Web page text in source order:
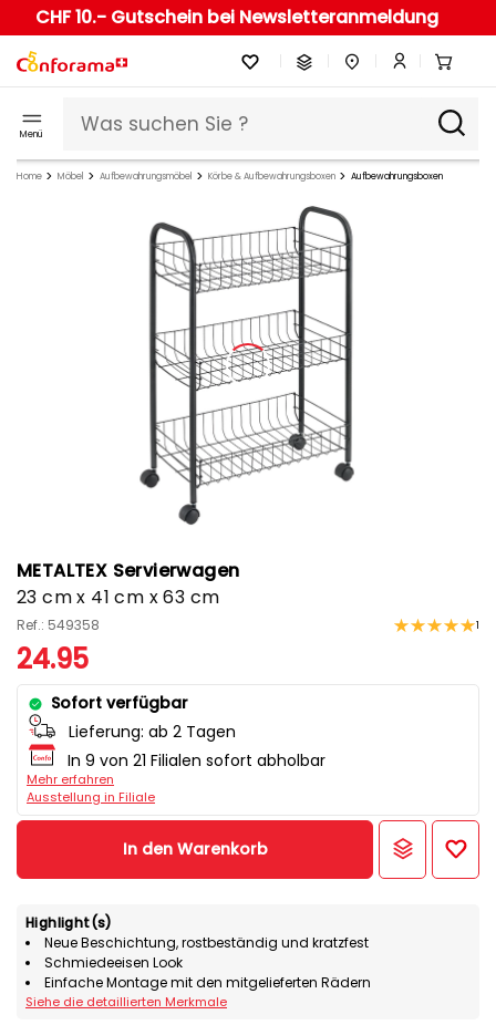
CHF 10.- Gutschein bei Newsletteranmeldung
Menü
Home Möbel Aufbewahrungsmöbel Körbe & Aufbewahrungsboxen Aufbewahrungsboxen
METALTEX Servierwagen
23 cm x 41 cm x 63 cm
Ref.: 549358 1
24.95
Sofort verfügbar
Lieferung: ab 2 Tagen
In 9 von 21 Filialen sofort abholbar
Mehr erfahren
Ausstellung in Filiale
In den Warenkorb
Highlight(s)
Neue Beschichtung, rostbeständig und kratzfest
Schmiedeeisen Look
Einfache Montage mit den mitgelieferten Rädern
Siehe die detaillierten Merkmale